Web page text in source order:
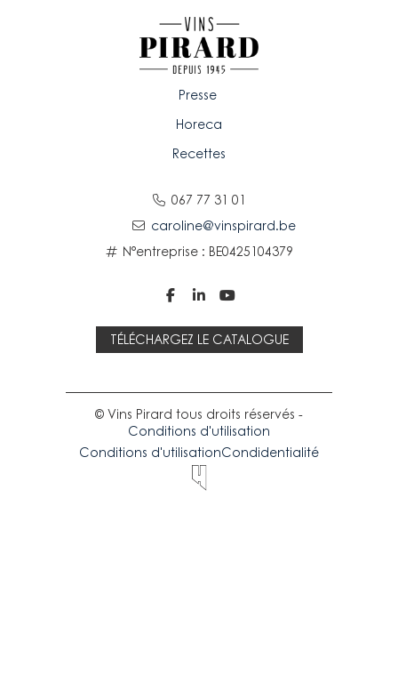
067 77 31 01
caroline@vinspirard.be
N°entreprise : BE0425104379
Presse
Horeca
Recettes
  
TÉLÉCHARGEZ LE CATALOGUE
© Vins Pirard tous droits réservés -
Conditions d'utilisation
Conditions d'utilisationCondidentialité